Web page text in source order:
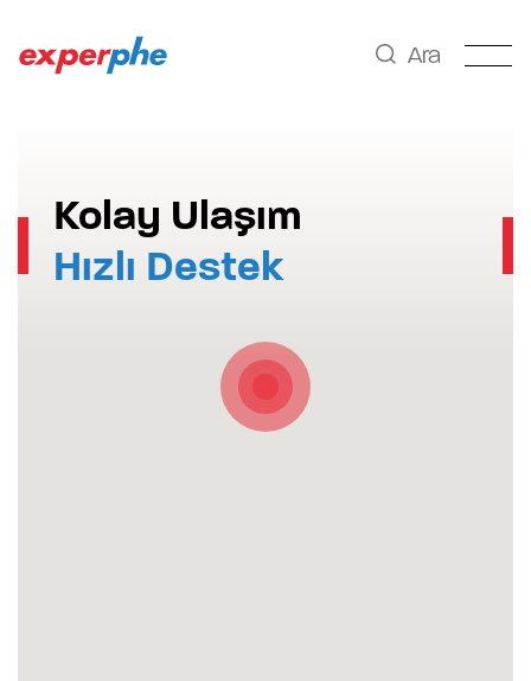
Ara
Kolay Ulaşım
Hızlı Destek